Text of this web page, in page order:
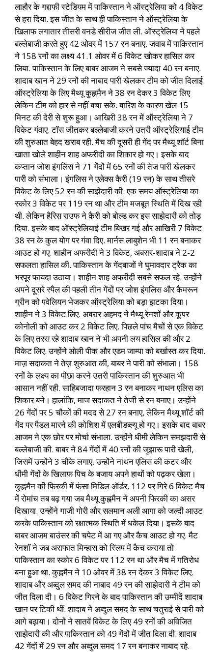
लाहौर के गद्दाफी स्टेडियम में पाकिस्तान ने ऑस्ट्रेलिया को 4 विकेट
से हरा दिया. इस जीत के साथ ही पाकिस्तान ने ऑस्ट्रेलिया के
खिलाफ लगातार तीसरी वनडे सीरीज जीत ली. ऑस्ट्रेलिया ने पहले
बल्लेबाजी करते हुए 42 ओवर में 157 रन बनाए. जवाब में पाकिस्तान
ने 158 रनों का लक्ष्य 41.1 ओवर में 6 विकेट खोकर हासिल कर
लिया. पाकिस्तान के लिए बाबर आजम ने सबसे ज्यादा 40 रन बनाए.
शादाब खान ने 29 रनों की नाबाद पारी खेलकर टीम को जीत दिलाई.
ऑस्ट्रेलिया के लिए मैथ्यू कुह्नमैन ने 38 रन देकर 3 विकेट लिए
लेकिन टीम को हार से नहीं बचा सके. बारिश के कारण खेल 15
मिनट की देरी से शुरू हुआ। आखिरी 38 रन में ऑस्ट्रेलिया ने 7
विकेट गंवाए. टॉस जीतकर बल्लेबाजी करने उतरी ऑस्ट्रेलियाई टीम
की शुरुआत बेहद खराब रही. मैच की दूसरी ही गेंद पर मैथ्यू शॉर्ट बिना
खाता खोले शाहीन शाह अफरीदी का शिकार हो गए। इसके बाद
कप्तान जोश इंगलिस ने 71 गेंदों में 65 रनों की तेज पारी खेलकर
पारी को संभाला। इंगलिस ने एलेक्स कैरी (19 रन) के साथ तीसरे
विकेट के लिए 52 रन की साझेदारी की. एक समय ऑस्ट्रेलिया का
स्कोर 3 विकेट पर 119 रन था और टीम मजबूत स्थिति में दिख रही
थी. लेकिन हैरिस राउफ ने कैरी को बोल्ड कर इस साझेदारी को तोड़
दिया. इसके बाद ऑस्ट्रेलियाई टीम बिखर गई और आखिरी 7 विकेट
38 रन के कुल योग पर गंवा दिए. मार्नस लाबुशेन भी 11 रन बनाकर
आउट हो गए. शाहीन अफरीदी ने 3 विकेट, अबरार-शादाब ने 2-2
सफलता हासिल की. पाकिस्तान के गेंदबाजों ने घुमावदार ट्रैक का
भरपूर फायदा उठाया। शाहीन शाह अफरीदी सबसे सफल रहे. उन्होंने
अपने दूसरे स्पैल की पहली तीन गेंदों पर जोश इंगलिस और कैमरून
ग्रीन को पवेलियन भेजकर ऑस्ट्रेलिया को बड़ा झटका दिया।
शाहीन ने 3 विकेट लिए. अबरार अहमद ने मैथ्यू रेनशॉ और कूपर
कोनोली को आउट कर 2 विकेट लिए. पिछले पांच मैचों से एक विकेट
के लिए तरस रहे शादाब खान ने भी अपनी लय हासिल की और 2
विकेट लिए. उन्होंने ओली पीक और एडम जाम्पा को बर्खास्त कर दिया.
माज़ सदाकत ने तेज़ शुरुआत की, बाबर ने पारी को संभाला। 158
रनों के लक्ष्य का पीछा करने उतरी पाकिस्तान की शुरुआत भी
आसान नहीं रही. साहिबजादा फरहान 3 रन बनाकर नाथन एलिस का
शिकार बने। हालांकि, माज सदाकत ने तेजी से रन बनाए। उन्होंने
26 गेंदों पर 5 चौकों की मदद से 27 रन बनाए, लेकिन मैथ्यू शॉर्ट की
गेंद पर पैडल मारने की कोशिश में एलबीडब्ल्यू हो गए। इसके बाद बाबर
आजम ने एक छोर पर मोर्चा संभाला. उन्होंने धीमी लेकिन समझदारी से
बल्लेबाजी की. बाबर ने 84 गेंदों में 40 रनों की जुझारू पारी खेली,
जिसमें उन्होंने 3 चौके लगाए. उन्होंने नाथन एलिस की कटर और
धीमी गेंदों के खिलाफ पिच के बजाय अपने हाथों को पढ़कर खेला।
कुह्नमैन की फिरकी में फंसा मिडिल ऑर्डर, 112 पर गिरे 6 विकेट मैच
में रोमांच तब बढ़ गया जब मैथ्यू कुह्नमैन ने अपनी फिरकी का असर
दिखाया. उन्होंने गाजी गोरी और सलमान अली आगा को जल्दी आउट
करके पाकिस्तान को रक्षात्मक स्थिति में धकेल दिया। इसके बाद
बाबर आजम बाउंसर की चपेट में आ गए और कैच आउट हो गए. मैट
रेनशॉ ने जब अराफात मिन्हास को स्लिप में कैच कराया तो
पाकिस्तान का स्कोर 6 विकेट पर 112 रन था और मैच में गतिरोध
बना हुआ था. कुह्नमैन ने 10 ओवर में 38 रन देकर 3 विकेट लिए.
शादाब और अब्दुल समद की नाबाद 49 रन की साझेदारी ने टीम को
जीत दिला दी। 6 विकेट गिरने के बाद पाकिस्तान की उम्मीदें शादाब
खान पर टिकी थीं. शादाब ने अब्दुल समद के साथ चतुराई से पारी को
आगे बढ़ाया। दोनों ने सातवें विकेट के लिए 49 रनों की अविजित
साझेदारी की और पाकिस्तान को 49 गेंदों में जीत दिला दी. शादाब
42 गेंदों में 29 रन और अब्दुल समद 17 रन बनाकर नाबाद रहे.